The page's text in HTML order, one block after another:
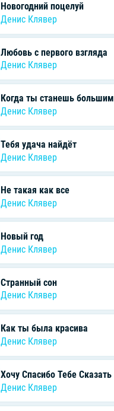
Новогодний поцелуй
Денис Клявер
Любовь с первого взгляда
Денис Клявер
Когда ты станешь большим
Денис Клявер
Тебя удача найдёт
Денис Клявер
Не такая как все
Денис Клявер
Новый год
Денис Клявер
Странный сон
Денис Клявер
Как ты была красива
Денис Клявер
Хочу Спасибо Тебе Сказать
Денис Клявер